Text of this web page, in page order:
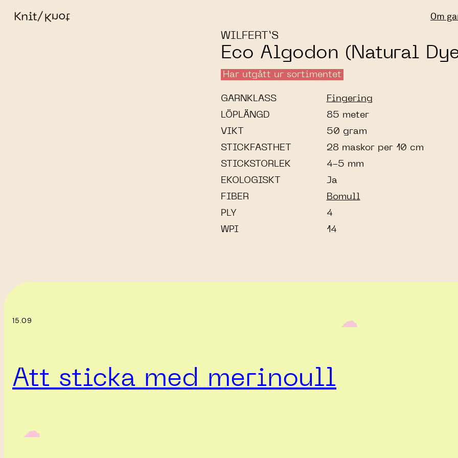
Om
WILFERT’S
Eco Algodon (Natural
Har utgått ur sortimentet
GARNKLASS
Fingering
LÖPLÄNGD
85 meter
VIKT
50 gram
STICKFASTHET
28 maskor per 10 cm
STICKSTORLEK
4-5 mm
EKOLOGISKT
Ja
FIBER
Bomull
PLY
4
WPI
14
15.09 ‎ ‎‎ ☁︎‎‎
Att sticka med merinoull
‎ ‎‎ ☁︎‎‎